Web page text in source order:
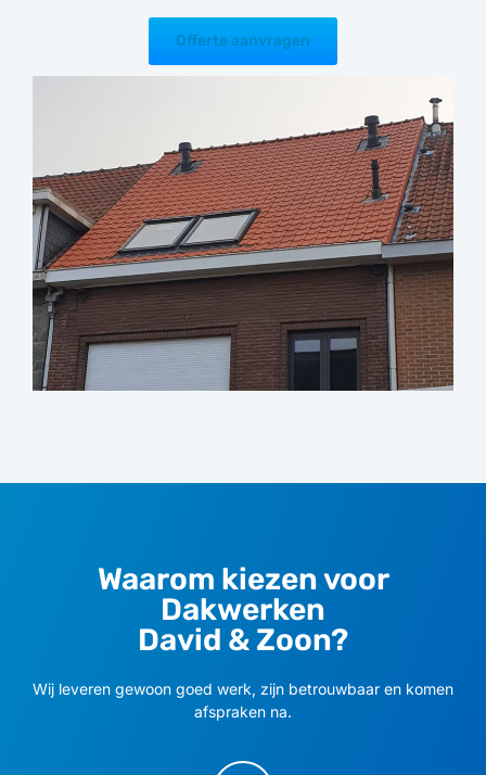
Offerte aanvragen
Waarom kiezen voor
Dakwerken
David & Zoon?
Wij leveren gewoon goed werk, zijn betrouwbaar en komen
afspraken na.